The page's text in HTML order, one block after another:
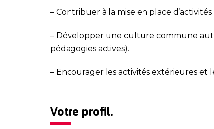
– Contribuer à la mise en place d’activités
– Développer une culture commune
pédagogies actives).
– Encourager les activités extérieures et
Votre profil.